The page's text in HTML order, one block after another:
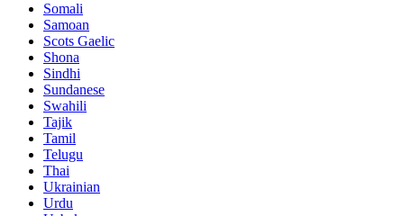
Somali
Samoan
Scots Gaelic
Shona
Sindhi
Sundanese
Swahili
Tajik
Tamil
Telugu
Thai
Ukrainian
Urdu